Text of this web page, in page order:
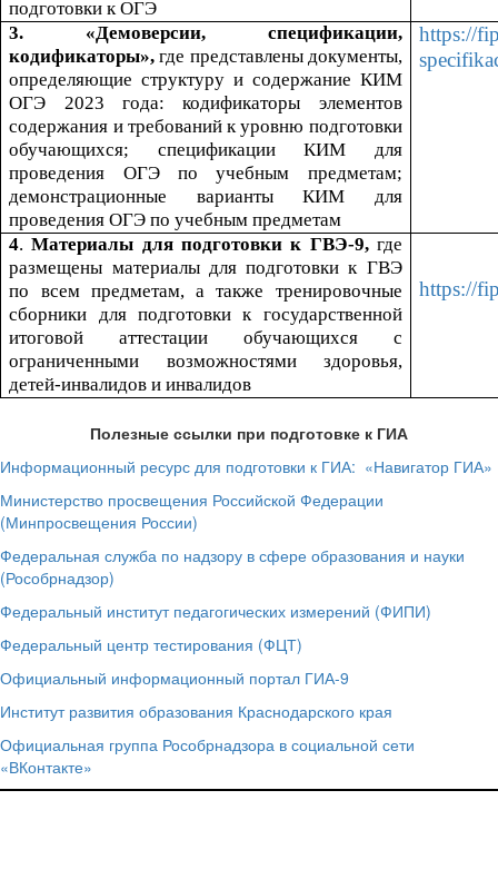
подготовки кОГЭ
3. «Демоверсии, спецификации,
кодификаторы»,где представлены документы,
определяющие структуру и содержание КИМ
ОГЭ 2023 года: кодификаторы элементов
содержания и требований к уровню подготовки
обучающихся; спецификации КИМ для
проведения ОГЭпо учебным предметам;
демонстрационные варианты КИМ для
проведения ОГЭ по учебным предметам
https://
4.Материалы для подготовки к ГВЭ-9, где
размещены материалы для подготовки к ГВЭ
по всем предметам, а также тренировочные
сборники для подготовки к государственной
итоговой аттестации обучающихся с
ограниченными возможностями здоровья,
детей-инвалидов и инвалидов
https://
Полезные ссылки при подготовке к ГИА
Информационный ресурс для подготовки к ГИА: «Навигатор ГИА»
Министерство просвещения Российской Федерации
(Минпросвещения России)
Федеральная служба по надзору в сфере образования и науки
(Рособрнадзор)
Федеральный институт педагогических измерений (ФИПИ)
Федеральный центр тестирования (ФЦТ)
Официальный информационный портал ГИА-9
Институт развития образования Краснодарского края
Официальная группа Рособрнадзора в социальной сети
«ВКонтакте»